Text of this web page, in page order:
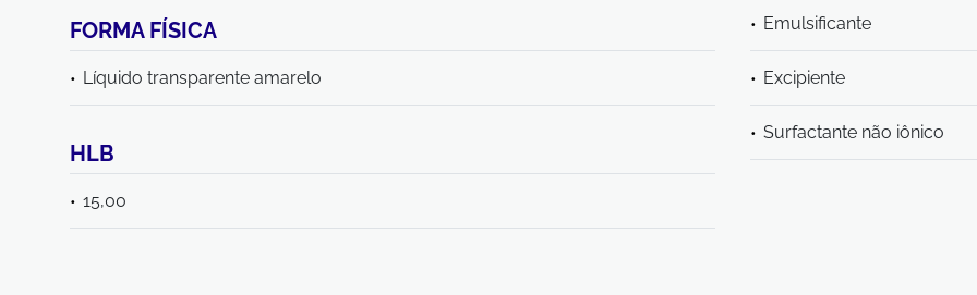
Emulsificante
Excipiente
Surfactante não iônico
FORMA FÍSICA
Líquido transparente amarelo
HLB
15,00